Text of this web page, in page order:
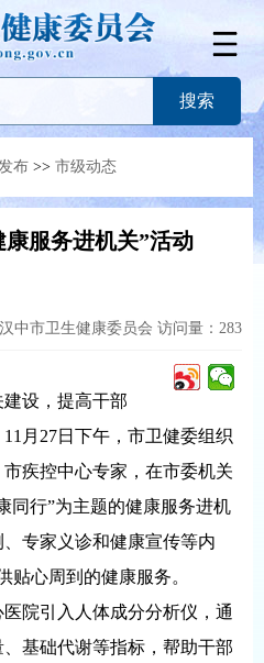
布 >> 市级动态
服务进机关”活动
汉中市卫生健康委员会 访问量： 283
设，提高干部
月27日下午，市卫健委组织
疾控中心专家，在市委机关
同行”为主题的健康服务进机
专家义诊和健康宣传等内
贴心周到的健康服务。
院引入人体成分分析仪，通
基础代谢等指标，帮助干部